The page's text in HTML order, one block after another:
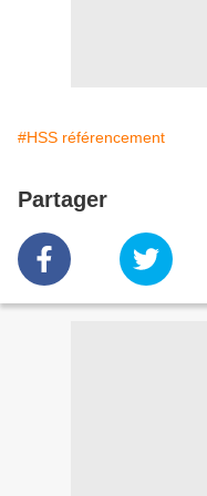
#HSS référencement
Partager